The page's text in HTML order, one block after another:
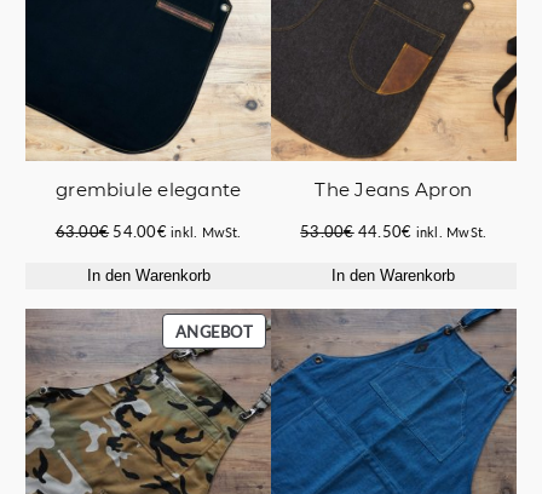
grembiule elegante
63.00€ Ursprünglicher
war:
54.00€Aktueller
ist:
inkl. MwSt.
In den Warenkorb
The Jeans Apron
53.00€ Ursprünglicher
war:
44.50€Aktueller
ist:
inkl. MwSt.
In den Warenkorb
ANGEBOTPRODUKT
IM
ANGEBOT